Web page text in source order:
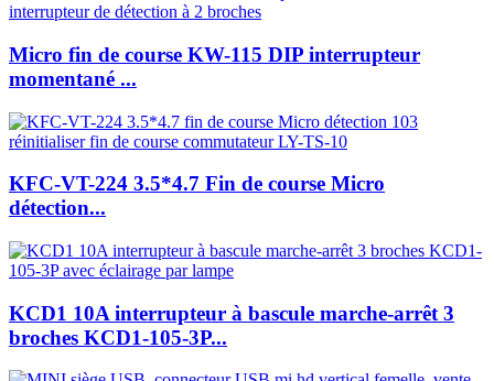
Micro fin de course KW-115 DIP interrupteur
momentané ...
KFC-VT-224 3.5*4.7 Fin de course Micro
détection...
KCD1 10A interrupteur à bascule marche-arrêt 3
broches KCD1-105-3P...